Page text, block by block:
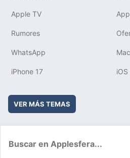
Apple TV
Rumores
WhatsApp
iPhone 17 iOS
VER MÁS TEMAS